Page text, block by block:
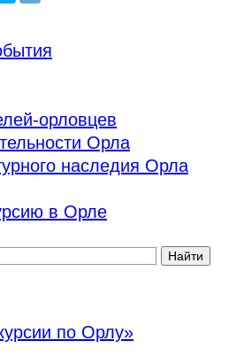
орловцев
Орла
наследия Орла
в Орле
по Орлу»